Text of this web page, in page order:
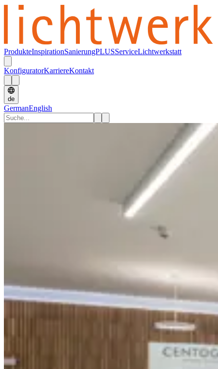
ProdukteInspirationSanierungPLUSServiceLichtwerkstatt
KonfiguratorKarriereKontakt
de
GermanEnglish